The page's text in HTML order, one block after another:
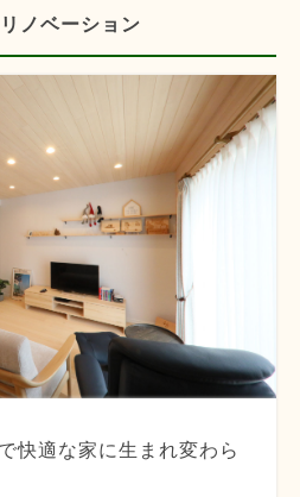
ノベーション
快適な家に生まれ変わら